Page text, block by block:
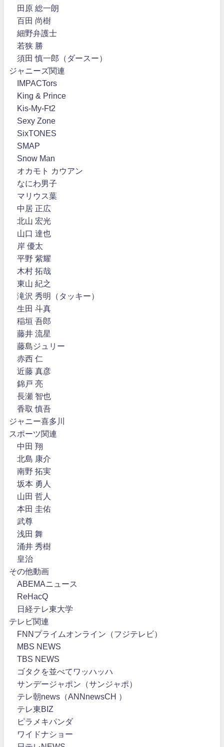
田原 総一朗
百田 尚樹
細野弁護士
若狭 勝
須田 慎一郎（ダースー）
ジャニーズ関連
IMPACTors
King & Prince
Kis-My-Ft2
Sexy Zone
SixTONES
SMAP
Snow Man
オカモト カウアン
なにわ男子
マリウス葉
中居 正広
北山 宏光
山口 達也
岸 優太
平野 紫耀
木村 拓哉
東山 紀之
滝沢 秀明（タッキー）
生田 斗真
稲垣 吾郎
藤井 流星
藤島ジュリー
赤西 仁
近藤 真彦
錦戸 亮
長瀬 智也
香取 慎吾
ジャニー喜多川
スポーツ関連
中田 翔
北島 康介
南野 拓実
坂本 勇人
山田 哲人
本田 圭佑
武尊
浅田 舞
涌井 秀樹
皇治
その他動画
ABEMAニュース
ReHacQ
日経テレ東大学
テレビ関連
FNNプライムオンライン（フジテレビ）
MBS NEWS
TBS NEWS
ゴタクを並べてワッハッハ
サンデージャポン（サンジャポ）
テレ朝news（ANNnewsCH ）
テレ東BIZ
ピラメキパンダ
ワイドナショー